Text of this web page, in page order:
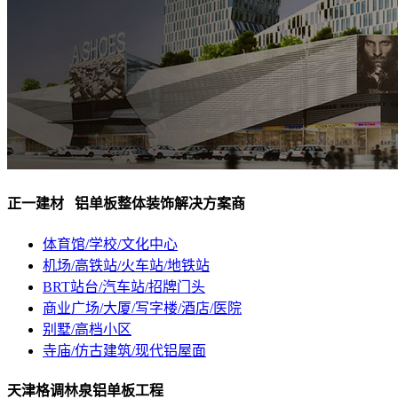
正一建材 铝单板整体装饰解决方案商
体育馆/学校/文化中心
机场/高铁站/火车站/地铁站
BRT站台/汽车站/招牌门头
商业广场/大厦/写字楼/酒店/医院
别墅/高档小区
寺庙/仿古建筑/现代铝屋面
天津格调林泉铝单板工程